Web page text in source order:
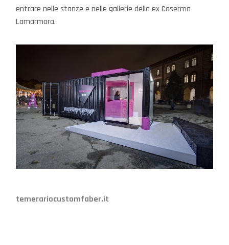
entrare nelle stanze e nelle gallerie della ex Caserma
Lamarmora.
temerariocustomfaber.it